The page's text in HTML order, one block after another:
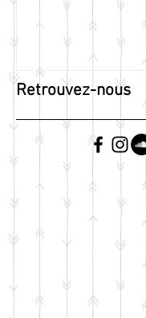
Retrouvez-nous
NOUVEAU QG